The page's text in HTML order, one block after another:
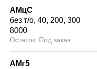
АМцС
без т/о 40 200 300
8000
Под заказ
АМг5